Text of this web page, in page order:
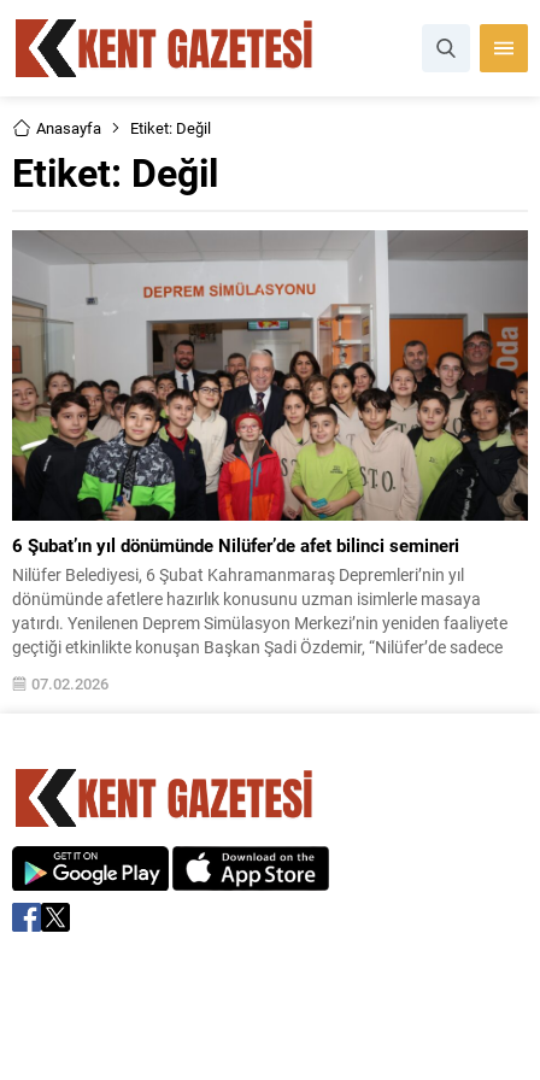
Anasayfa Etiket: Değil
Etiket: Değil
6 Şubat’ın yıl dönümünde Nilüfer’de afet bilinci semineri
Nilüfer Belediyesi, 6 Şubat Kahramanmaraş Depremleri’nin yıl
dönümünde afetlere hazırlık konusunu uzman isimlerle masaya
yatırdı. Yenilenen Deprem Simülasyon Merkezi’nin yeniden faaliyete
geçtiği etkinlikte konuşan Başkan Şadi Özdemir, “Nilüfer’de sadece
çalışıyoruz” dedi. Nilüfer Belediyesi, Nilüfer Kent Konseyi ve GEA
07.02.2026